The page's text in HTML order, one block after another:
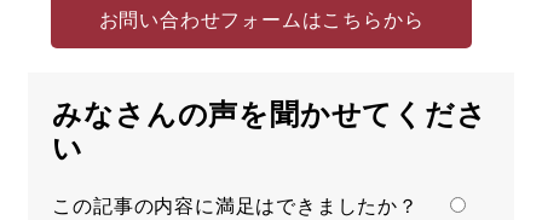
お問い合わせフォームはこちらから
みなさんの声を聞かせてくださ
い
満
この記事の内容に満足はできましたか？